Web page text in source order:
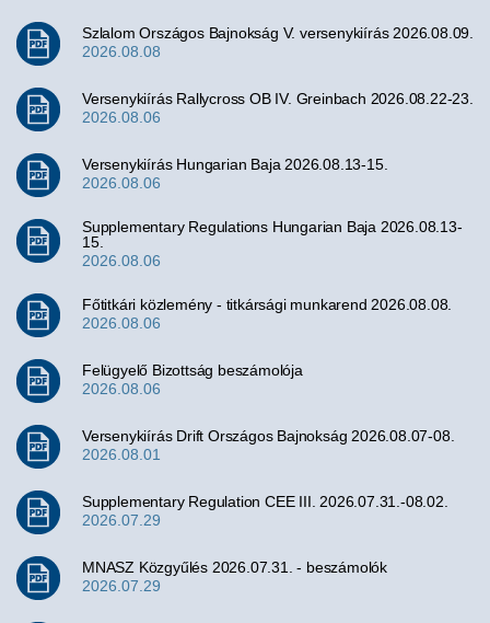
Szlalom Országos Bajnokság V. versenykiírás 2026.08.09.
2026.08.08
Versenykiírás Rallycross OB IV. Greinbach 2026.08.22-23.
2026.08.06
Versenykiírás Hungarian Baja 2026.08.13-15.
2026.08.06
Supplementary Regulations Hungarian Baja 2026.08.13-
15.
2026.08.06
Főtitkári közlemény - titkársági munkarend 2026.08.08.
2026.08.06
Felügyelő Bizottság beszámolója
2026.08.06
Versenykiírás Drift Országos Bajnokság 2026.08.07-08.
2026.08.01
Supplementary Regulation CEE III. 2026.07.31.-08.02.
2026.07.29
MNASZ Közgyűlés 2026.07.31. - beszámolók
2026.07.29